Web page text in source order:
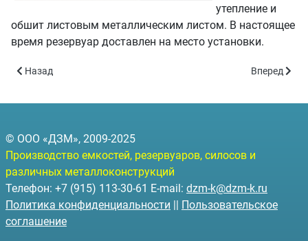
утепление и
обшит листовым металлическим листом. В настоящее
время резервуар доставлен на место установки.
Предыдущий: Партия резервуаров для нефтепродуктов для
Назад Следующий:
Вперед
© ООО «ДЗМ», 2009-2025
Производство емкостей, резервуаров, силосов и
различных металлоконструкций
Телефон: +7 (915) 113-30-61 E-mail: dzm-k@dzm-k.ru
Политика конфиденциальности || Пользовательское
соглашение